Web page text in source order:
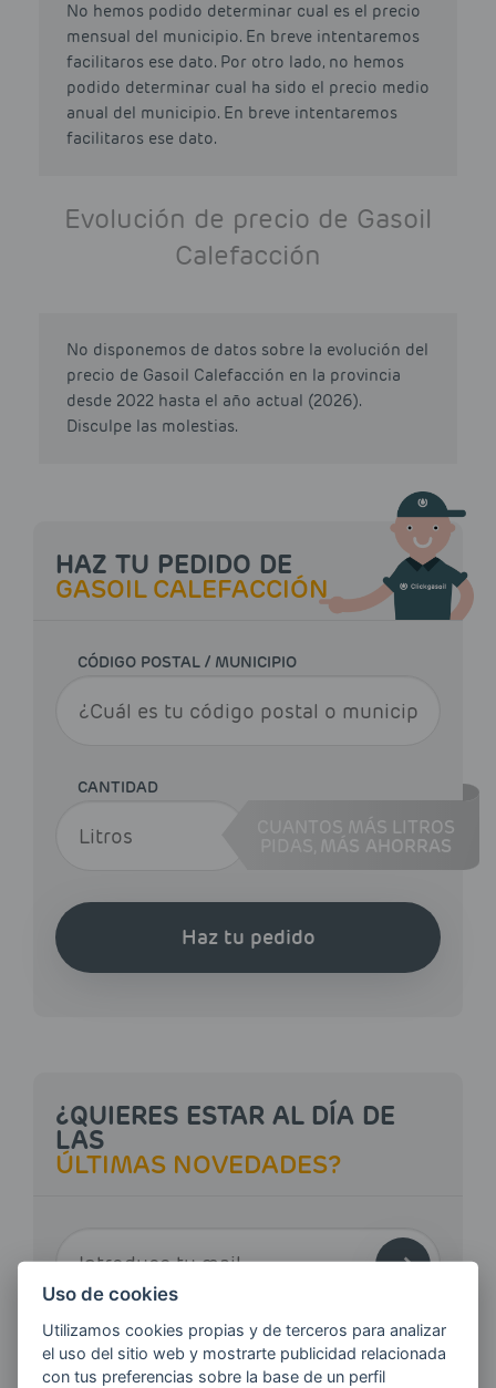
No hemos podido determinar cual es el precio
mensual del municipio. En breve intentaremos
facilitaros ese dato. Por otro lado, no hemos
podido determinar cual ha sido el precio medio
anual del municipio. En breve intentaremos
facilitaros ese dato.
Evolución de precio de Gasoil
Calefacción
No disponemos de datos sobre la evolución del
precio de Gasoil Calefacción en la provincia
desde 2022 hasta el año actual (2026).
Disculpe las molestias.
HAZ TU PEDIDO DE
GASOIL CALEFACCIÓN
CÓDIGO POSTAL / MUNICIPIO
CANTIDAD
CUANTOS MÁS LITROS
MÁS AHORRAS
Haz tu pedido
¿QUIERES ESTAR AL DÍA DE
LAS
ÚLTIMAS NOVEDADES?
Quiero recibir las últimas novedades de AVIA
ENERGIAS por cualquier medio, incluido
Uso de cookies
Utilizamos cookies propias y de terceros para analizar
el uso del sitio web y mostrarte publicidad relacionada
con tus preferencias sobre la base de un perfil